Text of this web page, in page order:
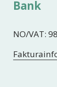
Bank
NO/VAT: